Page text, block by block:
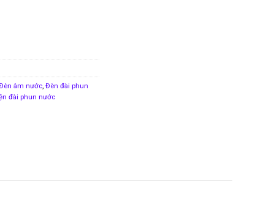
âm nước,Đèn đài phun
đài phun nước